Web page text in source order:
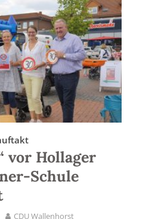
vor Hollager
Schule
CDU Wallenhorst